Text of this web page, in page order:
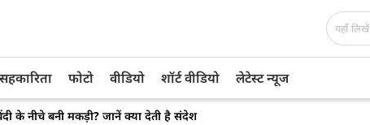
सहकारिता फोटो वीडियो शॉर्ट वीडियो लेटेस्ट न्यूज
के नीचे बनी मकड़ी? जानें क्या देती है संदेश